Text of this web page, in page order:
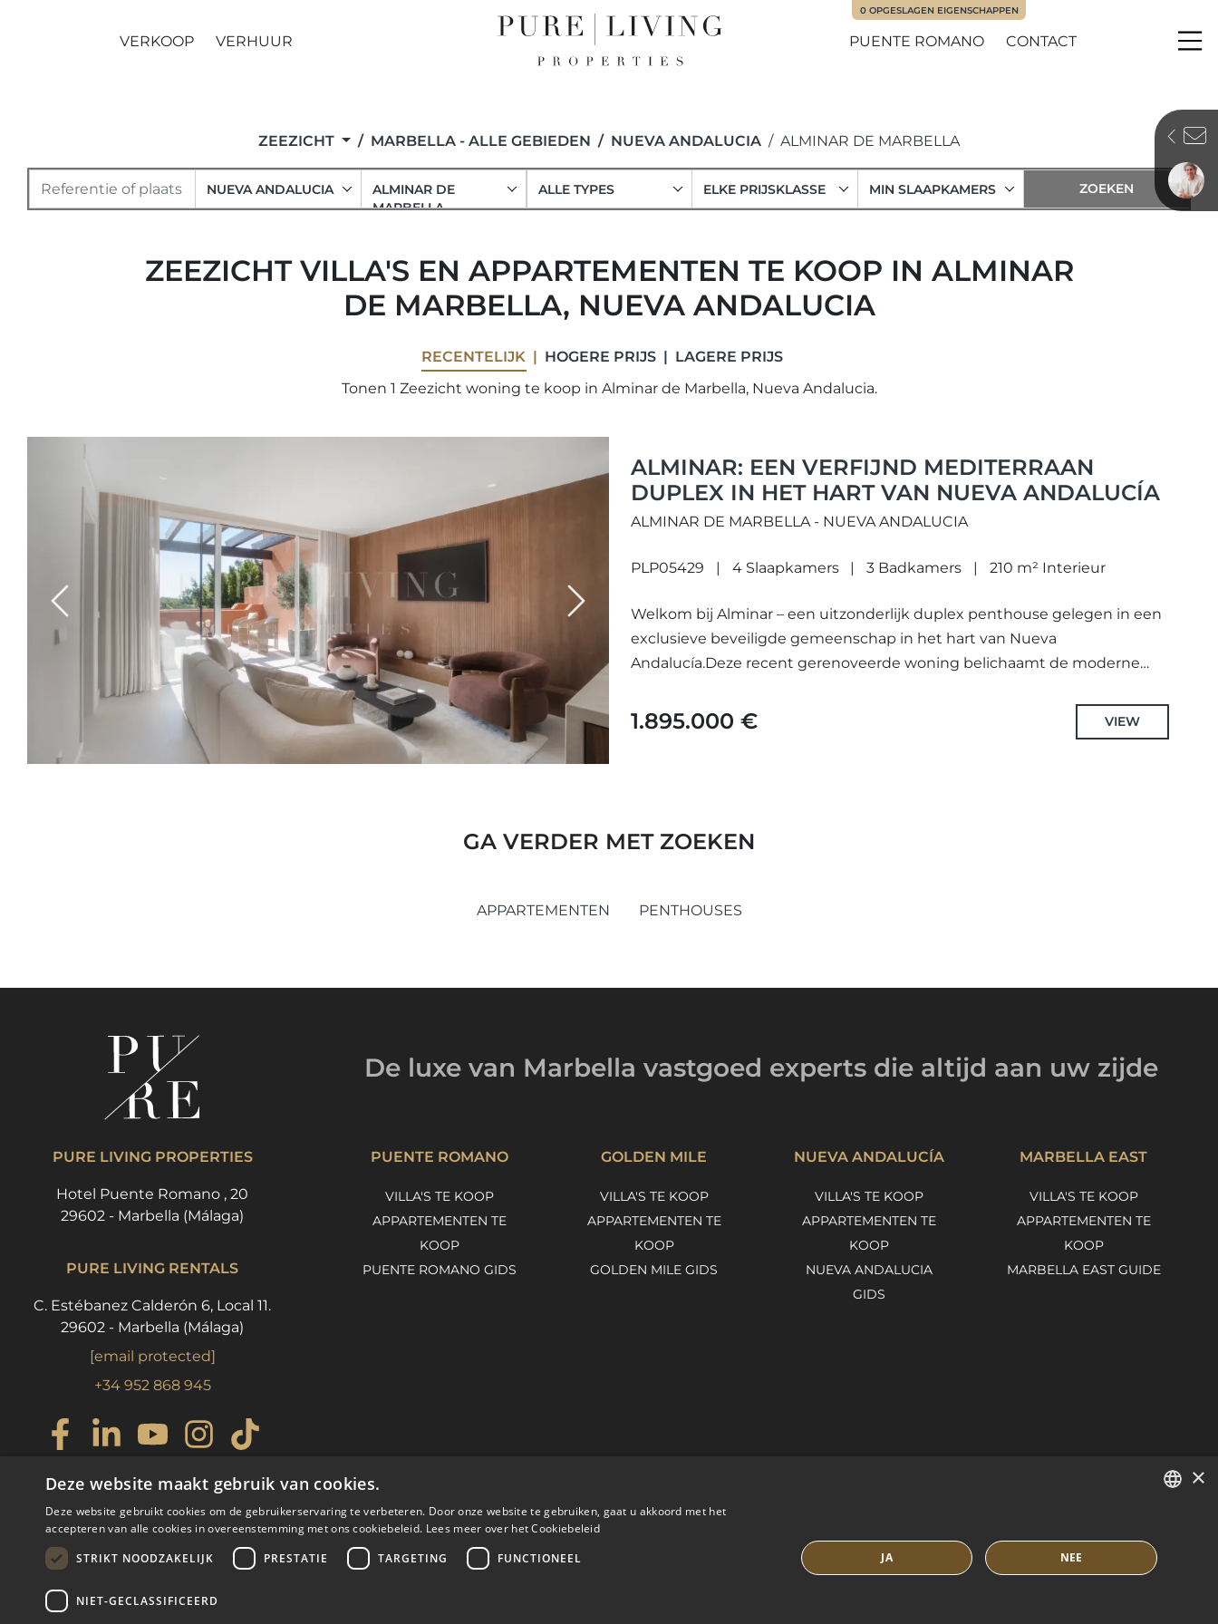
VERKOOP VERHUUR PUENTE ROMANO CONTACT
0 OPGESLAGEN EIGENSCHAPPEN
ZEEZICHT MARBELLA - ALLE GEBIEDEN NUEVA ANDALUCIA ALMINAR DE MARBELLA
NUEVA ANDALUCIA
ALMINAR DE
MARBELLA
ALLE TYPES ELKE PRIJSKLASSE MIN SLAAPKAMERS
ZEEZICHT VILLA'S EN APPARTEMENTEN TE KOOP IN ALMINAR
DE MARBELLA, NUEVA ANDALUCIA
RECENTELIJK HOGERE PRIJS
LAGERE PRIJS
Tonen 1 Zeezicht woning te koop in Alminar de Marbella, Nueva Andalucia.
Previous Next
ALMINAR: EEN VERFIJND MEDITERRAAN
DUPLEX IN HET HART VAN NUEVA ANDALUCÍA
ALMINAR DE MARBELLA - NUEVA ANDALUCIA
PLP05429 4 Slaapkamers 3 Badkamers 210 m² Interieur
Welkom bij Alminar – een uitzonderlijk duplex penthouse gelegen in een
exclusieve beveiligde gemeenschap in het hart van Nueva
Andalucía.Deze recent gerenoveerde woning belichaamt de moderne
1.895.000 € VIEW
GA VERDER MET ZOEKEN
APPARTEMENTEN PENTHOUSES
De luxe van Marbella vastgoed experts die altijd aan uw zijde
PURE LIVING PROPERTIES
Hotel Puente Romano , 20
29602 - Marbella (Málaga)
PURE LIVING RENTALS
C. Estébanez Calderón 6, Local 11.
29602 - Marbella (Málaga)
[email protected]
+34 952 868 945
PUENTE ROMANO
VILLA'S TE KOOP
APPARTEMENTEN TE
KOOP
PUENTE ROMANO GIDS
GOLDEN MILE
VILLA'S TE KOOP
APPARTEMENTEN TE
KOOP
GOLDEN MILE GIDS
NUEVA ANDALUCÍA
VILLA'S TE KOOP
APPARTEMENTEN TE
KOOP
NUEVA ANDALUCIA
GIDS
MARBELLA EAST
VILLA'S TE KOOP
APPARTEMENTEN TE
KOOP
MARBELLA EAST GUIDE
© COPYRIGHT 2008
SPANISH
×
Deze website maakt gebruik van cookies.
Deze website gebruikt cookies om de gebruikerservaring te verbeteren. Door onze website te gebruiken, gaat u akkoord met het
accepteren van alle cookies in overeenstemming met ons cookiebeleid. Lees meer over het Cookiebeleid
STRIKT NOODZAKELIJK
PRESTATIE TARGETING FUNCTIONEEL
NIET-GECLASSIFICEERD
JA NEE